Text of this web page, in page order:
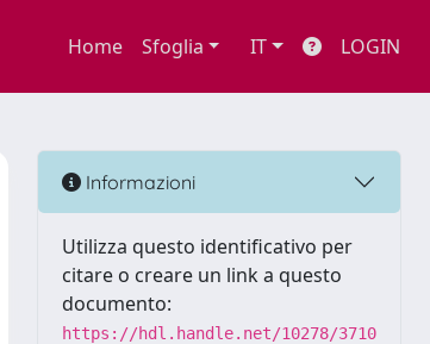
Home Sfoglia IT LOGIN
Informazioni
Utilizza questo identificativo per
citare o creare un link a questo
documento:
https://hdl.handle.net/10278/3710